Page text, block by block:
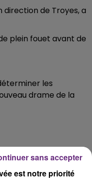
direction de Troyes, a
plein fouet avant de
les
drame de la
est notre priorité
sans accepter